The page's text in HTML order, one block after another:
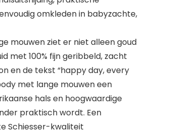
omkleden in babyzachte,
mouwen ziet er niet alleen goud
met 100% fijn geribbeld, zacht
en de tekst “happy day, every
met lange mouwen een
hals en hoogwaardige
praktisch wordt. Een
Schiesser-kwaliteit